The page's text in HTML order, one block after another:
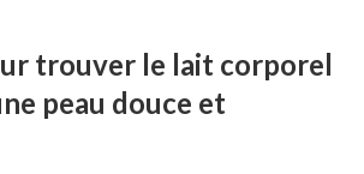
trouver le lait corporel
peau douce et